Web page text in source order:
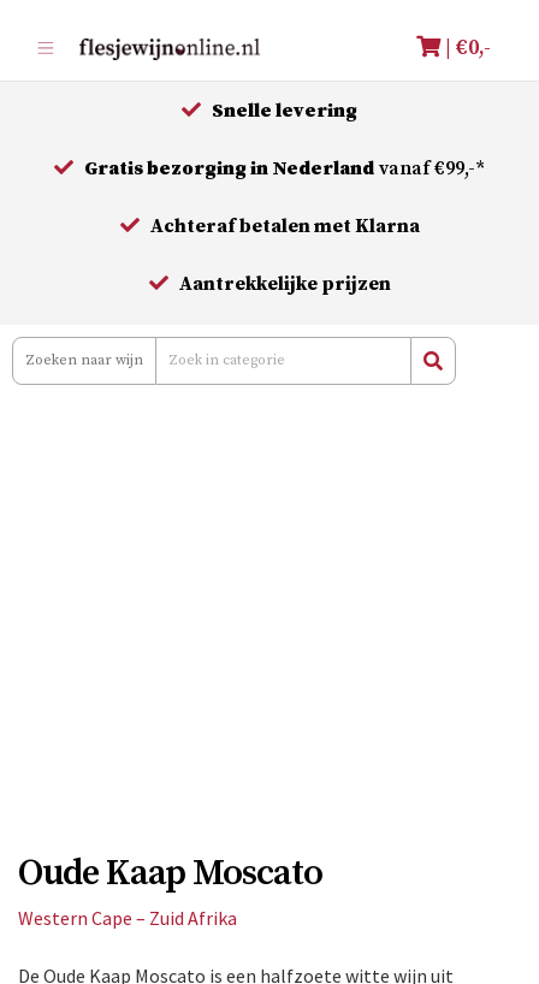
naar
de
| €0,-
Snelle levering
Gratis bezorging in Nederland vanaf €99,-*
Achteraf betalen met Klarna
Aantrekkelijke prijzen
Oude Kaap Moscato
Western Cape – Zuid Afrika
De Oude Kaap Moscato is een halfzoete witte wijn uit